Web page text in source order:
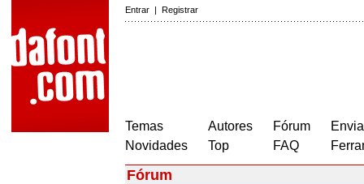
Entrar | Registrar
Temas
Novidades
Autores
Top
Fórum
FAQ
Fórum